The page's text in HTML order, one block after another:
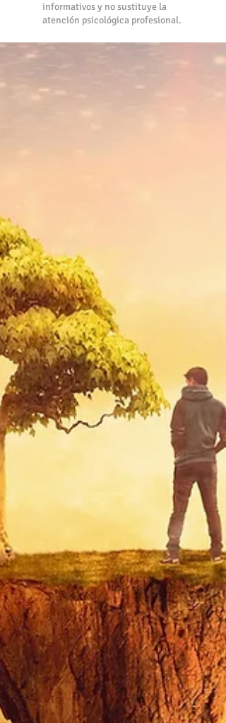
informativos y no sustituye la
atención psicológica profesional.